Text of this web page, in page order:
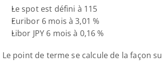
Le spot est défini à 115
Euribor 6 mois à 3,01 %
Libor JPY 6 mois à 0,16 %
Le point de terme se calcule de la façon